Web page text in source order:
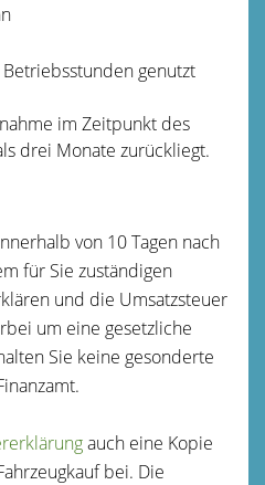
genutzt
im Zeitpunkt des
drei Monate zurückliegt.
von 10 Tagen nach
für Sie zuständigen
und die Umsatzsteuer
um eine gesetzliche
Sie keine gesonderte
auch eine Kopie
bei. Die